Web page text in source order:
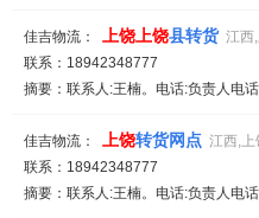
佳吉物流： 上饶 上饶县转货 江西
联系：18942348777
摘要：联系人:王楠。电话:负责人电
佳吉物流： 上饶转货网点 江西,上
联系：18942348777
摘要：联系人:王楠。电话:负责人电